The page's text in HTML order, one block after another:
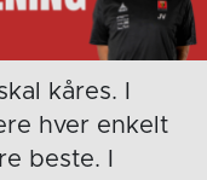
kåres. I
hver enkelt
beste. I